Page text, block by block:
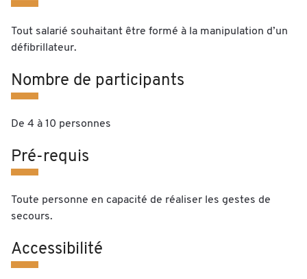
Tout salarié souhaitant être formé à la manipulation d’un
défibrillateur.
Nombre de participants
De 4 à 10 personnes
Pré-requis
Toute personne en capacité de réaliser les gestes de
secours.
Accessibilité